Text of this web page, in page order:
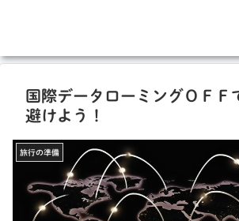
国際データローミングＯＦＦ
避けよう！
旅行の準備